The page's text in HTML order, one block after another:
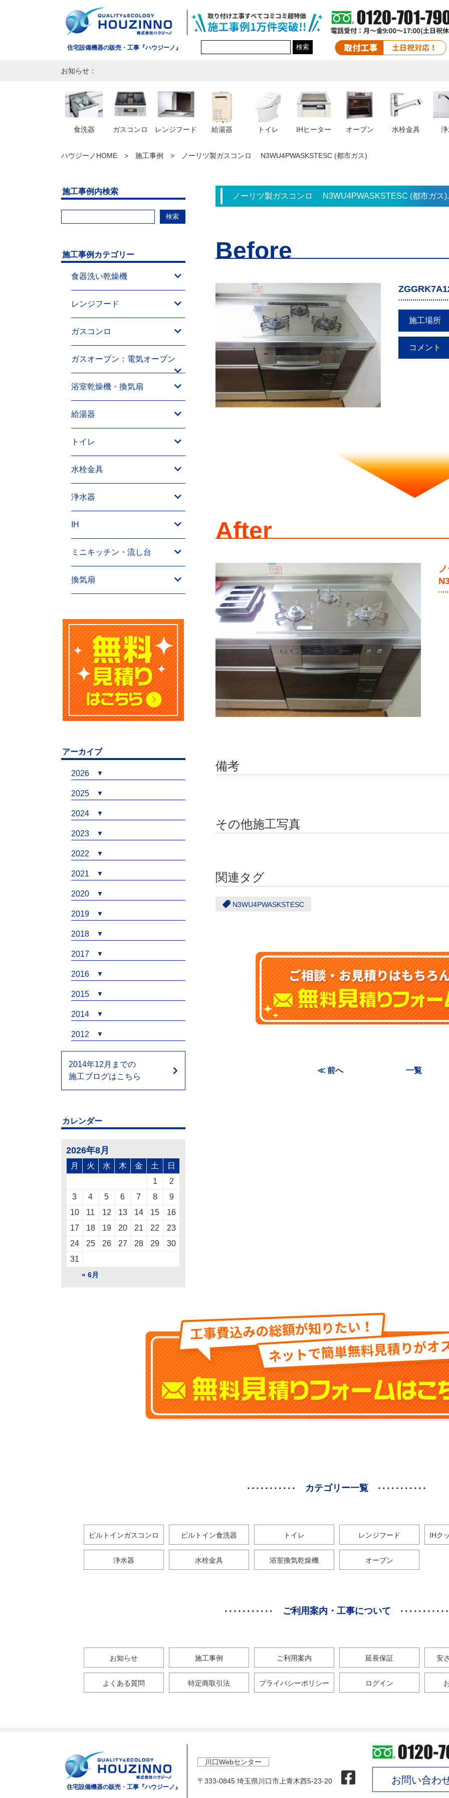
住宅設備機器の販売・工事『ハウジーノ』 検索
お知らせ：
食洗器 ガスコンロ レンジフード 給湯器 トイレ IHヒーター オーブン 水栓金具
ハウジーノHOME 施工事例 ノーリツ製ガスコンロ N3WU4PWASKSTESC (都市ガス)
ノーリツ製ガスコンロ N3WU4PWASKSTESC (都市ガス).
Before
施工場所
コメント
After
備考
その他施工写真
関連タグ
N3WU4PWASKSTESC
≪ 前へ 一覧
施工事例内検索
検索
施工事例カテゴリー
食器洗い乾燥機
レンジフード
ガスコンロ
ガスオーブン：電気オーブン
浴室乾燥機・換気扇
給湯器
トイレ
水栓金具
浄水器
IH
ミニキッチン・流し台
換気扇
アーカイブ
2026
2025
2024
2023
2022
2021
2020
2019
2018
2017
2016
2015
2014
2012
2014年12月までの
施工ブログはこちら
カレンダー
2026年8月
月 火 水 木 金 土 日
« 6月
1
2
3
4 5 6 7 8
9
10
11 12 13 14 15
16
17
18 19 20 21 22
23
24
25 26 27 28 29
30
31
カテゴリー一覧
ビルトインガスコンロ ビルトイン食洗器 トイレ レンジフード IHク
浄水器 水栓金具 浴室換気乾燥機 オーブン
ご利用案内・工事について
お知らせ 施工事例 ご利用案内 延長保証 安
よくある質問 特定商取引法 プライバシーポリシー ログイン
住宅設備機器の販売・工事『ハウジーノ』
川口Webセンター
〒333-0845 埼玉県川口市上青木西5-23-20 お問い合わ